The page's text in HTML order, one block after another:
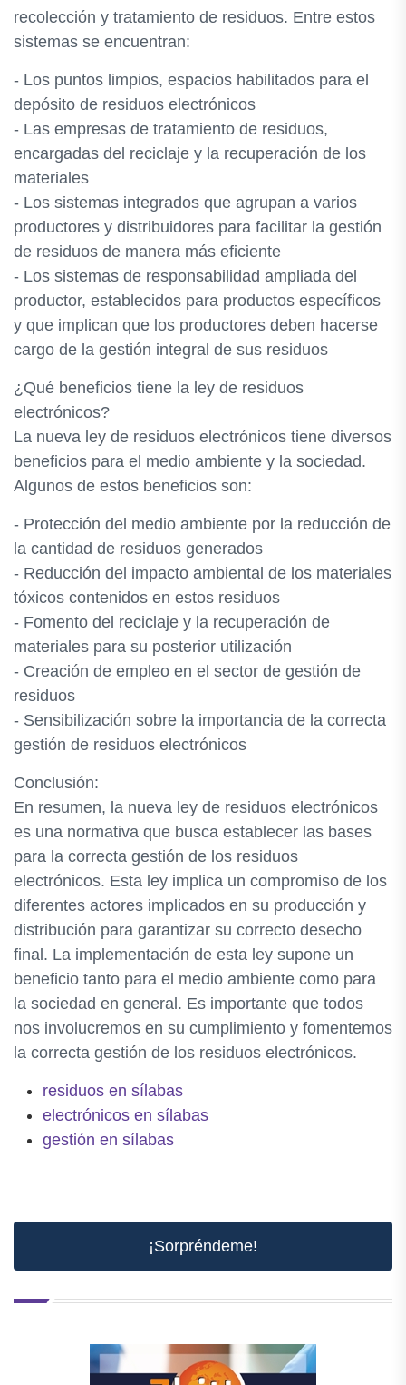
recolección y tratamiento de residuos. Entre estos
sistemas se encuentran:
- Los puntos limpios, espacios habilitados para el
depósito de residuos electrónicos
- Las empresas de tratamiento de residuos,
encargadas del reciclaje y la recuperación de los
materiales
- Los sistemas integrados que agrupan a varios
productores y distribuidores para facilitar la gestión
de residuos de manera más eficiente
- Los sistemas de responsabilidad ampliada del
productor, establecidos para productos específicos
y que implican que los productores deben hacerse
cargo de la gestión integral de sus residuos
¿Qué beneficios tiene la ley de residuos
electrónicos?
La nueva ley de residuos electrónicos tiene diversos
beneficios para el medio ambiente y la sociedad.
Algunos de estos beneficios son:
- Protección del medio ambiente por la reducción de
la cantidad de residuos generados
- Reducción del impacto ambiental de los materiales
tóxicos contenidos en estos residuos
- Fomento del reciclaje y la recuperación de
materiales para su posterior utilización
- Creación de empleo en el sector de gestión de
residuos
- Sensibilización sobre la importancia de la correcta
gestión de residuos electrónicos
Conclusión:
En resumen, la nueva ley de residuos electrónicos
es una normativa que busca establecer las bases
para la correcta gestión de los residuos
electrónicos. Esta ley implica un compromiso de los
diferentes actores implicados en su producción y
distribución para garantizar su correcto desecho
final. La implementación de esta ley supone un
beneficio tanto para el medio ambiente como para
la sociedad en general. Es importante que todos
nos involucremos en su cumplimiento y fomentemos
la correcta gestión de los residuos electrónicos.
residuos en sílabas
electrónicos en sílabas
gestión en sílabas
¡Sorpréndeme!